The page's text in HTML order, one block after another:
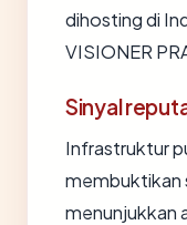
dihosting di
VISIONER
Sinyal
Infrastruktur
membuktikan
menunjukkan